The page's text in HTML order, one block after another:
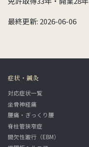
最終更新: 2026-06-06
症状・鍼灸
対応症状一覧
坐骨神経痛
腰痛・ぎっくり腰
脊柱管狭窄症
間欠性跛行（EBM）